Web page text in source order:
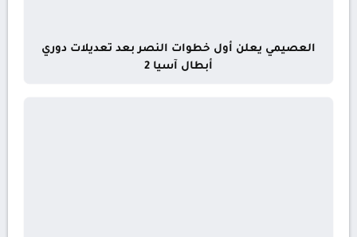
العصيمي يعلن أول خطوات النصر بعد تعديلات دوري
أبطال آسيا 2